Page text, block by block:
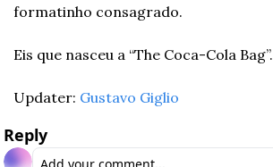
formatinho consagrado.
Eis que nasceu a “The Coca-Cola Bag”.
Updater: Gustavo Giglio
Reply